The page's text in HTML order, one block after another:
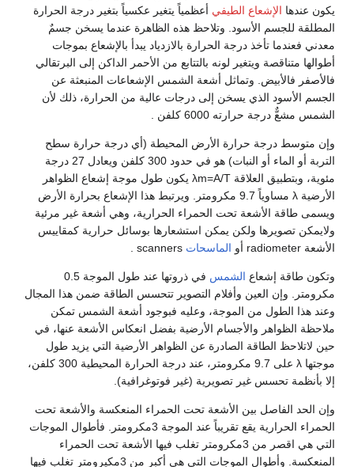
يكون عندها الإشعاع الطيفي أعظمياً يتغير عكسياً بتغير درجة الحرارة
المطلقة للجسم الأسود. وتلاحظ هذه الظاهرة عندما يسخن جسمٌ
معدني فعندما تأخذ درجة الحرارة بالازدياد يبدأ بالإشعاع بموجات
أطوالها متناقصة ويتغير لونه بالتتابع من الأحمر الداكن إلى البرتقالي
فالأصفر فالأبيض. وتماثل أشعة الشمس الإشعاعات المنبعثة عن
الجسم الأسود الذي يسخن إلى درجات عالية من الحرارة، ذلك لأن
الشمس مشعٌّ درجة حرارته 6000 كلفن .
وإن متوسط درجة حرارة الأرض المحيطة (أي درجة حرارة سطح
التربة أو الماء أو النبات) هو في حدود 300 كلفن ويعادل 27 درجة
مئوية، وبتطبيق العلاقة λm=A/T يكون طول موجة إشعاع الظواهر
الأرضية λ مساوياً 9.7 مكرومتر. ويرتبط هذا الإشعاع بحرارة الأرض
ويسمى طاقة الأشعة تحت الحمراء الحرارية، وهي أشعة غير مرئية
ولايمكن تصويرها ولكن يمكن استشعارها بوسائل حرارية كمقاييس
الأشعة radiometer أو
الماسحات
وتكون طاقة إشعاع الشمس
في ذروتها عند طول الموجة 0.5
مكرومتر. وإن العين وأفلام التصوير تتحسس الطاقة ضمن هذا المجال
وعند هذا الطول من الموجة، وعليه فبوجود أشعة الشمس تمكن
ملاحظة الظواهر والأجسام الأرضية بفضل انعكاس الأشعة عنها، في
حين لاتلاحظ الطاقة الصادرة عن الظواهر الأرضية التي يزيد طول
موجتها λ على 9.7 مكرومتر، عند درجة الحرارة المحيطية 300 كلفن،
إلا بأنظمة تحسس غير تصويرية (غير فوتوغرافية).
وإن الحد الفاصل بين الأشعة تحت الحمراء المنعكسة والأشعة تحت
الحمراء الحرارية يقع تقريباً عند الموجة 3مكرومتر. فأطوال الموجات
التي هي اقصر من 3مكرومتر تغلب فيها الأشعة تحت الحمراء
المنعكسة. وأطوال الموجات التي هي أكبر من 3مكيرومتر تغلب فيها